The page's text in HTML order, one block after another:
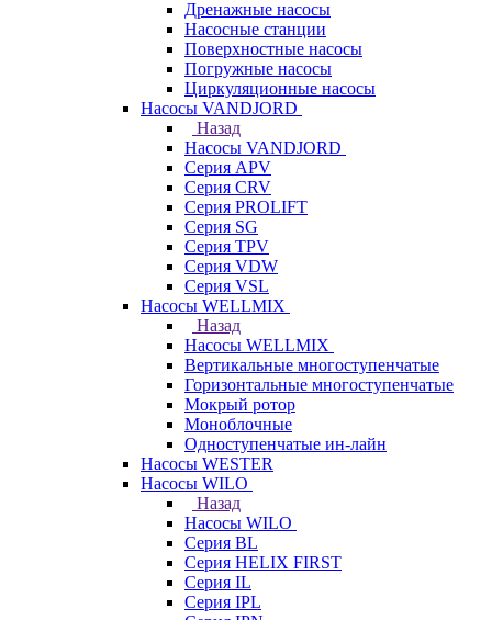
Дренажные насосы
Насосные станции
Поверхностные насосы
Погружные насосы
Циркуляционные насосы
Насосы VANDJORD
Назад
Насосы VANDJORD
Серия APV
Серия CRV
Серия PROLIFT
Серия SG
Серия TPV
Серия VDW
Серия VSL
Насосы WELLMIX
Назад
Насосы WELLMIX
Вертикальные многоступенчатые
Горизонтальные многоступенчатые
Мокрый ротор
Моноблочные
Одноступенчатые ин-лайн
Насосы WESTER
Насосы WILO
Назад
Насосы WILO
Серия BL
Серия HELIX FIRST
Серия IL
Серия IPL